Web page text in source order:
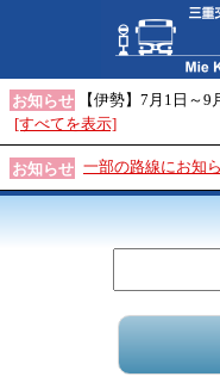
お知らせ
【伊勢】7月1日～
[すべてを表示]
お知らせ 一部の路線にお知